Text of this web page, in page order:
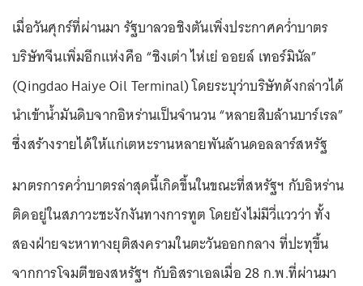
เมื่อวันศุกร์ที่ผ่านมา รัฐบาลวอชิงตันเพิ่งประกาศคว่ำบาตร
บริษัทจีนเพิ่มอีกแห่งคือ “ชิงเต่า ไห่เย่ ออยล์ เทอร์มินัล”
(Qingdao Haiye Oil Terminal) โดยระบุว่าบริษัทดังกล่าวได้
นำเข้าน้ำมันดิบจากอิหร่านเป็นจำนวน “หลายสิบล้านบาร์เรล”
ซึ่งสร้างรายได้ให้แก่เตหะรานหลายพันล้านดอลลาร์สหรัฐ
มาตรการคว่ำบาตรล่าสุดนี้เกิดขึ้นในขณะที่สหรัฐฯ กับอิหร่าน
ติดอยู่ในสภาวะชะงักงันทางการทูต โดยยังไม่มีวี่แววว่า ทั้ง
สองฝ่ายจะหาทางยุติสงครามในตะวันออกกลาง ที่ปะทุขึ้น
จากการโจมตีของสหรัฐฯ กับอิสราเอลเมื่อ 28 ก.พ.ที่ผ่านมา